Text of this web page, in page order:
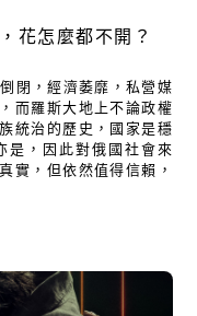
花怎麼都不開？
閉，經濟萎靡，私營媒
而羅斯大地上不論政權
統治的歷史，國家是穩
是，因此對俄國社會來
實，但依然值得信賴，